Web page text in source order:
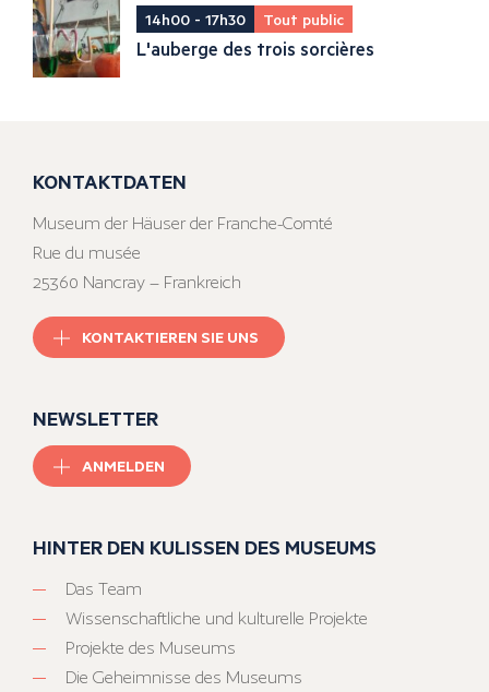
14h00 - 17h30 Tout public
L'auberge des trois sorcières
KONTAKTDATEN
Museum der Häuser der Franche-Comté
Rue du musée
25360 Nancray – Frankreich
KONTAKTIEREN SIE UNS
NEWSLETTER
ANMELDEN
HINTER DEN KULISSEN DES MUSEUMS
Das Team
Wissenschaftliche und kulturelle Projekte
Projekte des Museums
Die Geheimnisse des Museums